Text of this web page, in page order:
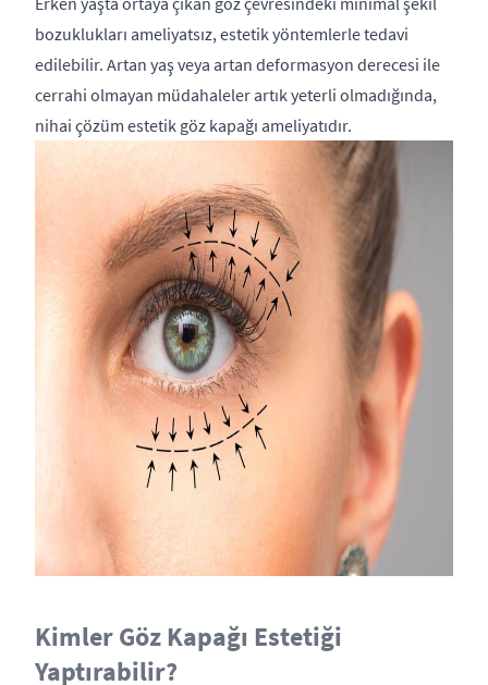
bozuklukları ameliyatsız, estetik yöntemlerle tedavi
edilebilir. Artan yaş veya artan deformasyon derecesi ile
cerrahi olmayan müdahaleler artık yeterli olmadığında,
nihai çözüm estetik göz kapağı ameliyatıdır.
Kimler Göz Kapağı Estetiği
Yaptırabilir?